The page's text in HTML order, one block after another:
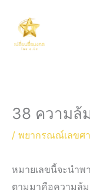
content
38 ความล้
/ พยากรณณ์เลขศ
หมายเลขนี้จะนำพ
ตามมาคือความล้